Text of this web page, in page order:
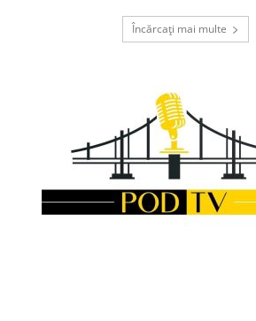
Încărcați mai multe